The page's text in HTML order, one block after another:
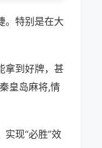
。特别是在大
拿到好牌，甚
皇岛麻将,情
现“必胜”效